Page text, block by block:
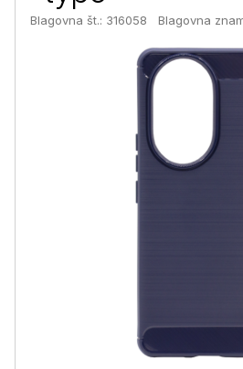
Blagovna št.: 316058 Blagovna